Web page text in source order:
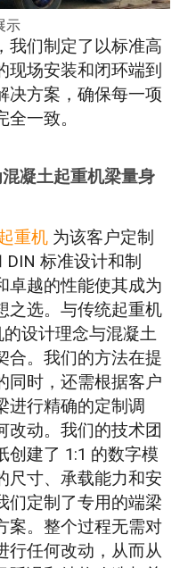
示
我们制定了以标准高
现场安装和闭环端到
决方案，确保每一项
一致。
凝土起重机梁量身
重机为该客户定制
标准设计和制
卓越的性能使其成为
之选。与传统起重机
设计理念与混凝土
合。我们的方法在提
同时，还需根据客户
进行精确的定制调
改动。我们的技术团
创建了 1:1 的数字模
尺寸、承载能力和安
们定制了专用的端梁
案。整个过程无需对
行任何改动，从而从